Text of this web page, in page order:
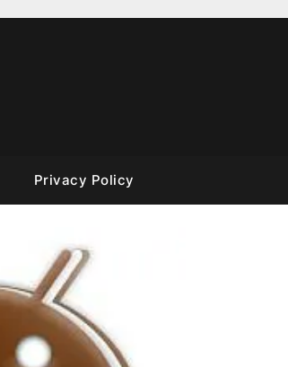
Privacy Policy